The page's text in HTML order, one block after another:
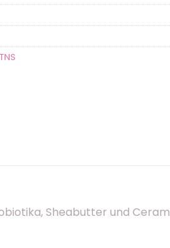
TNS
Sheabutter und